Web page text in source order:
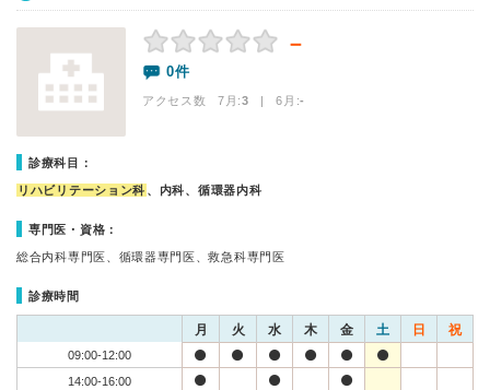
－
0件
アクセス数 7月:3 | 6月:-
診療科目：
リハビリテーション科 、内科、循環器内科
専門医・資格：
総合内科専門医、循環器専門医、救急科専門医
診療時間
月 火 水 木 金 土 日 祝
09:00-12:00
14:00-16:00